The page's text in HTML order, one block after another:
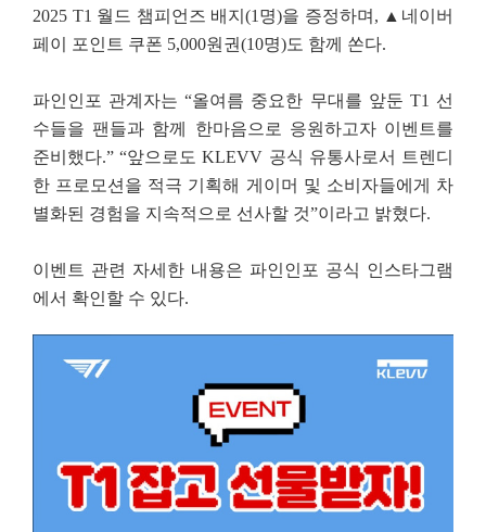
2025 T1 월드 챔피언즈 배지(1명)을 증정하며, ▲네이버
페이 포인트 쿠폰 5,000원권(10명)도 함께 쏜다.
파인인포 관계자는 “올여름 중요한 무대를 앞둔 T1 선
수들을 팬들과 함께 한마음으로 응원하고자 이벤트를
준비했다.” “앞으로도 KLEVV 공식 유통사로서 트렌디
한 프로모션을 적극 기획해 게이머 및 소비자들에게 차
별화된 경험을 지속적으로 선사할 것”이라고 밝혔다.
이벤트 관련 자세한 내용은 파인인포 공식 인스타그램
에서 확인할 수 있다.